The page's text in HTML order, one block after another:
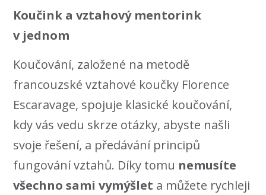
Koučink a vztahový mentorink
v jednom
Koučování, založené na metodě
francouzské vztahové koučky Florence
Escaravage, spojuje klasické koučování,
kdy vás vedu skrze otázky, abyste našli
svoje řešení, a předávání principů
fungování vztahů. Díky tomu nemusíte
všechno sami vymýšlet a můžete rychleji